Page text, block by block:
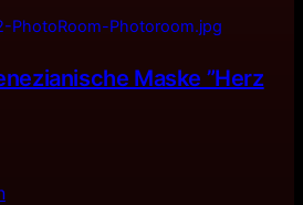
Maske ”Herz